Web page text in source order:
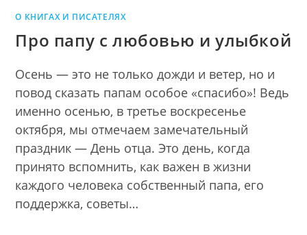
О КНИГАХ И ПИСАТЕЛЯХ
Про папу с любовью и улыбкой
Осень — это не только дожди и ветер, но и
повод сказать папам особое «спасибо»! Ведь
именно осенью, в третье воскресенье
октября, мы отмечаем замечательный
праздник — День отца. Это день, когда
принято вспомнить, как важен в жизни
каждого человека собственный папа, его
поддержка, советы…